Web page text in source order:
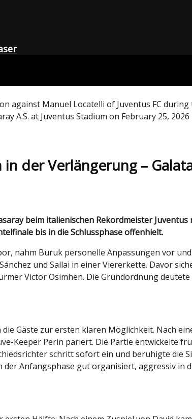
against Manuel Locatelli of Juventus FC
A.S. at Juventus Stadium on February 25,
der Verlängerung –
bis in die Schlussphase offenhielt.
nahm Buruk personelle Anpassungen vor
und Sallai in einer Viererkette. Davor
Victor Osimhen. Die Grundordnung
Gäste zur ersten klaren Möglichkeit. Nach
Keeper Perin pariert. Die Partie entwickelte
schritt sofort ein und beruhigte die
Anfangsphase gut organisiert, aggressiv in